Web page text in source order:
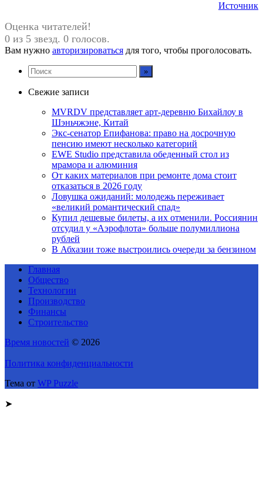
Источник
Оценка читателей!
0 из 5 звезд. 0 голосов.
Вам нужно авторизироваться для того, чтобы проголосовать.
Свежие записи
MVRDV представляет арт-деревню Бихайлоу в
Шэньчжэне, Китай
Экс-сенатор Епифанова: право на досрочную
пенсию имеют несколько категорий
EWE Studio представила обеденный стол из
мрамора и алюминия
От каких материалов при ремонте дома стоит
отказаться в 2026 году
Ловушка ожиданий: молодежь переживает
«великий романтический спад»
Купил дешевые билеты, а их отменили. Россиянин
отсудил у «Аэрофлота» больше полумиллиона
рублей
В Абхазии тоже выстроились очереди за бензином
Главная
Общество
Технологии
Производство
Финансы
Строительство
Время новостей © 2026
Политика конфиденциальности
Тема от WP Puzzle
➤